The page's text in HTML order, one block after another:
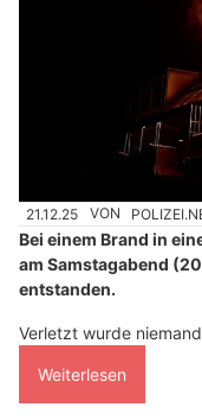
21.12.25 VON
Bei einem Brand in
am Samstagabend
entstanden.
Verletzt wurde
Weiterlesen